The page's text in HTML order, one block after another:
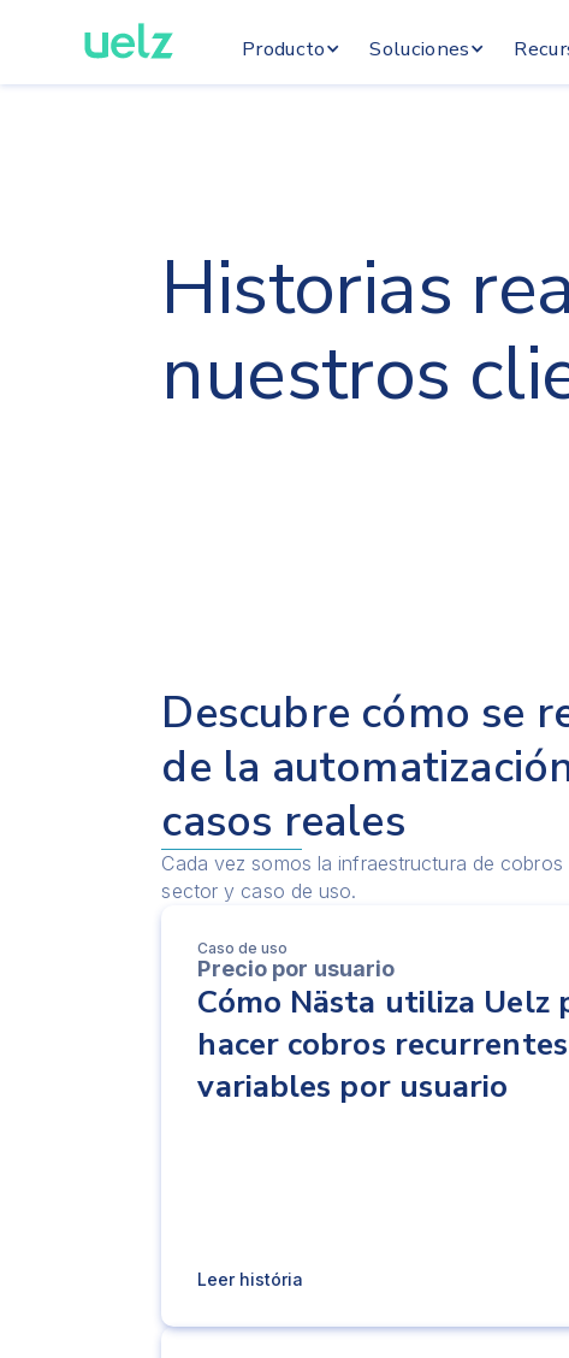
Producto Soluciones
Historias
nuestros
Descubre cómo se
de la
casos reales
Cada vez somos la infraestructura de cobros
sector y caso de uso.
Caso de uso
Precio por usuario
Cómo Nästa utiliza Uelz
hacer cobros recurrentes
variables por usuario
Leer história